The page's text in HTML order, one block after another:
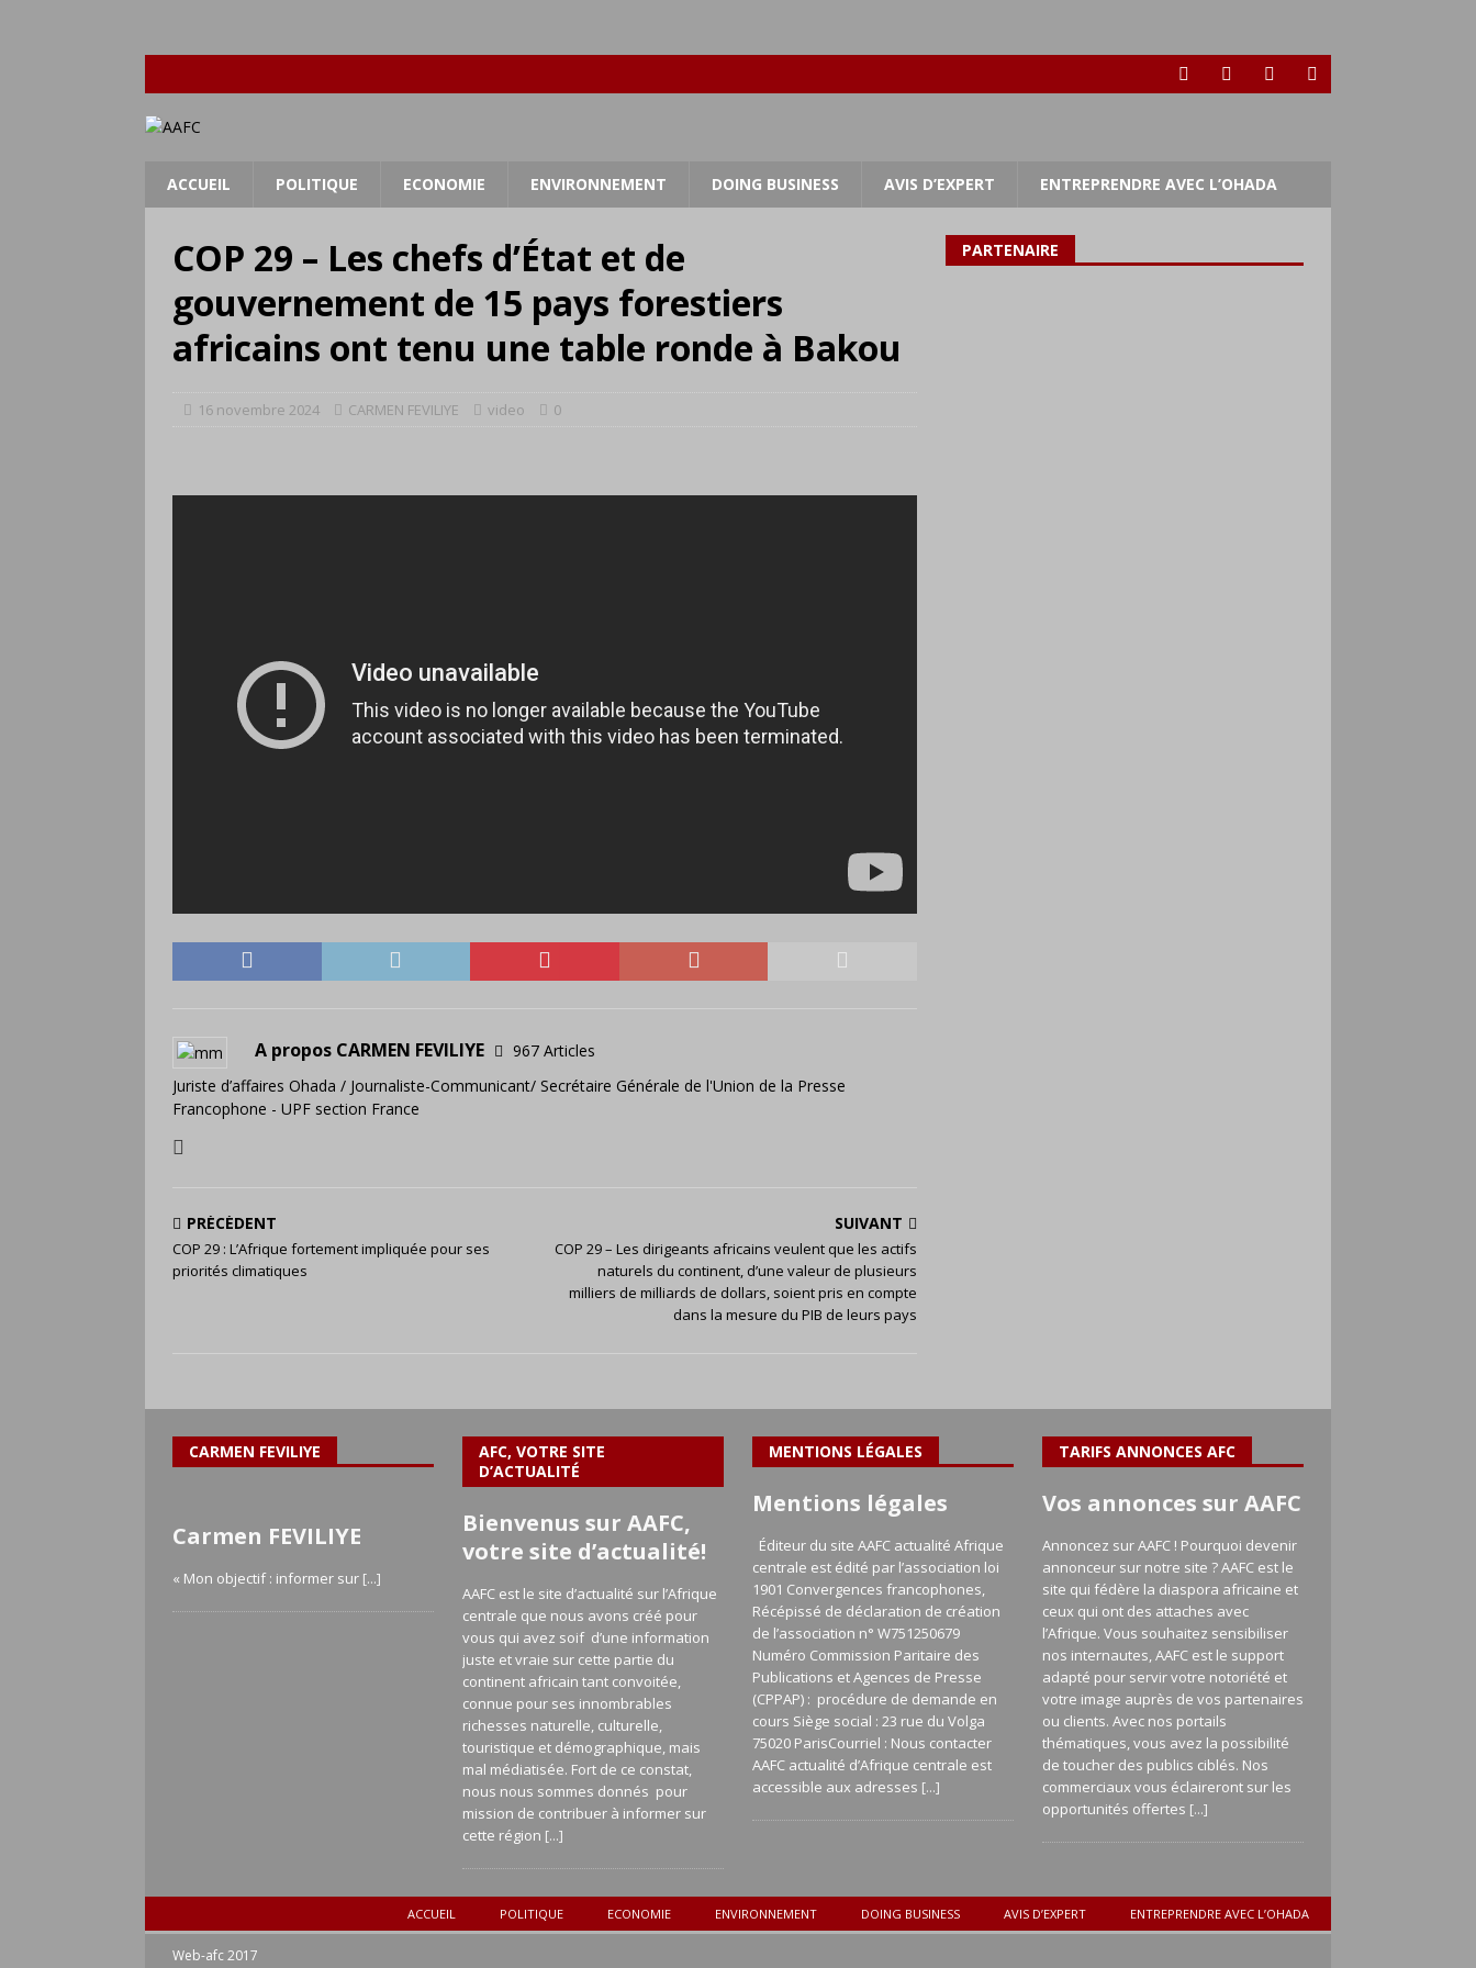
ACCUEIL POLITIQUE ECONOMIE ENVIRONNEMENT DOING BUSINESS AVIS D’EXPERT ENTREPRENDRE AVEC L’OHADA
COP 29 – Les chefs d’État et de
gouvernement de 15 pays forestiers
africains ont tenu une table ronde à Bakou
16 novembre 2024 CARMEN FEVILIYE video 0
A propos CARMEN FEVILIYE
967 Articles
Juriste d’affaires Ohada / Journaliste-Communicant/ Secrétaire Générale de l'Union de la Presse
Francophone - UPF section France
PRÉCÉDENT
COP 29 : L’Afrique fortement impliquée pour ses
priorités climatiques
SUIVANT
COP 29 – Les dirigeants africains veulent que les actifs
naturels du continent, d’une valeur de plusieurs
milliers de milliards de dollars, soient pris en compte
dans la mesure du PIB de leurs pays
PARTENAIRE
CARMEN FEVILIYE
Carmen FEVILIYE
« Mon objectif : informer sur [...]
AFC, VOTRE SITE
D’ACTUALITÉ
Bienvenus sur AAFC,
votre site d’actualité!
AAFC est le site d’actualité sur l’Afrique
centrale que nous avons créé pour
vous qui avez soif d’une information
juste et vraie sur cette partie du
continent africain tant convoitée,
connue pour ses innombrables
richesses naturelle, culturelle,
touristique et démographique, mais
mal médiatisée. Fort de ce constat,
nous nous sommes donnés pour
mission de contribuer à informer sur
cette région [...]
MENTIONS LÉGALES
Mentions légales
Éditeur du site AAFC actualité Afrique
centrale est édité par l’association loi
1901 Convergences francophones,
Récépissé de déclaration de création
de l’association n° W751250679
Numéro Commission Paritaire des
Publications et Agences de Presse
(CPPAP) : procédure de demande en
cours Siège social : 23 rue du Volga
75020 ParisCourriel : Nous contacter
AAFC actualité d’Afrique centrale est
accessible aux adresses [...]
TARIFS ANNONCES AFC
Vos annonces sur AAFC
Annoncez sur AAFC ! Pourquoi devenir
annonceur sur notre site ? AAFC est le
site qui fédère la diaspora africaine et
ceux qui ont des attaches avec
l’Afrique. Vous souhaitez sensibiliser
nos internautes, AAFC est le support
adapté pour servir votre notoriété et
votre image auprès de vos partenaires
ou clients. Avec nos portails
thématiques, vous avez la possibilité
de toucher des publics ciblés. Nos
commerciaux vous éclaireront sur les
opportunités offertes [...]
ACCUEIL POLITIQUE ECONOMIE ENVIRONNEMENT DOING BUSINESS AVIS D’EXPERT ENTREPRENDRE AVEC L’OHADA
Web-afc 2017